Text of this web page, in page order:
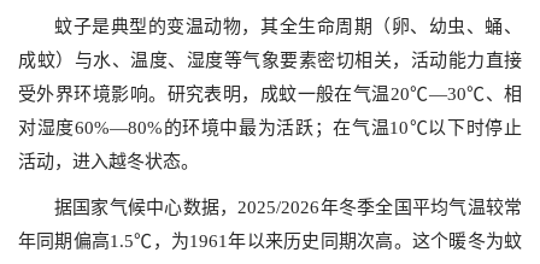
蚊子是典型的变温动物，其全生命周期（卵、幼虫、蛹、
成蚊）与水、温度、湿度等气象要素密切相关，活动能力直接
受外界环境影响。研究表明，成蚊一般在气温20℃—30℃、相
对湿度60%—80%的环境中最为活跃；在气温10℃以下时停止
活动，进入越冬状态。
据国家气候中心数据，2025/2026年冬季全国平均气温较常
年同期偏高1.5℃，为1961年以来历史同期次高。这个暖冬为蚊